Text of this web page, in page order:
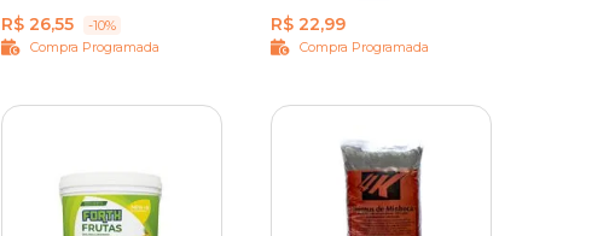
R$ 26,55
-10%
Compra Programada
R$ 22,99
Compra Programada